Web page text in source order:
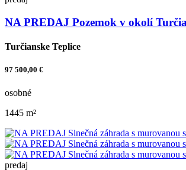
NA PREDAJ Pozemok v okolí
Turčianske Teplice
97 500,00 €
osobné
1445 m²
predaj